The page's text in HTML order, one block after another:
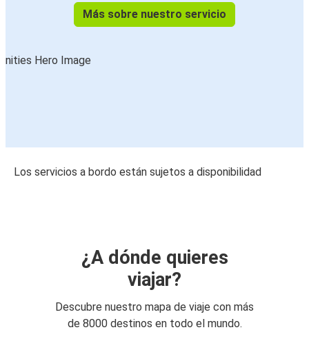
Más sobre nuestro servicio
Los servicios a bordo están sujetos a disponibilidad
¿A dónde quieres
viajar?
Descubre nuestro mapa de viaje con más
de 8000 destinos en todo el mundo.